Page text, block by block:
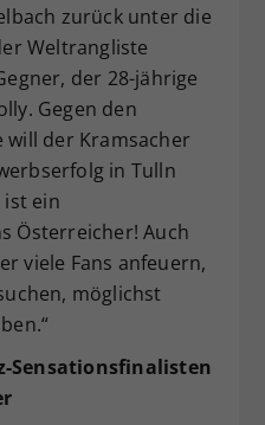
zurück unter die
Weltrangliste
der 28-jährige
Gegen den
will der Kramsacher
in Tulln
ist ein
Österreicher! Auch
viele Fans anfeuern,
möglichst
Sensationsfinalisten